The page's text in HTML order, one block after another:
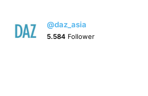
@daz_asia
5.584 Follower